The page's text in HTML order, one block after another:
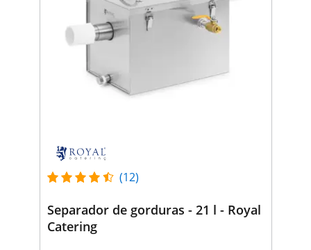
(12)
Separador de gorduras - 21 l - Royal
Catering